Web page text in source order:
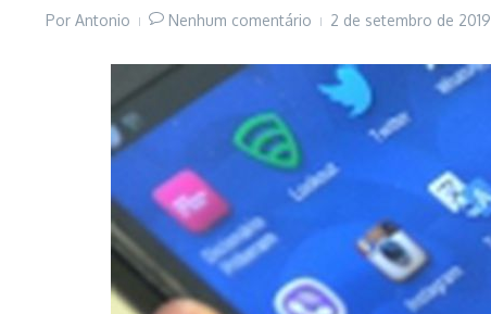
Por Antonio Nenhum comentário 2 de setembro de 2019